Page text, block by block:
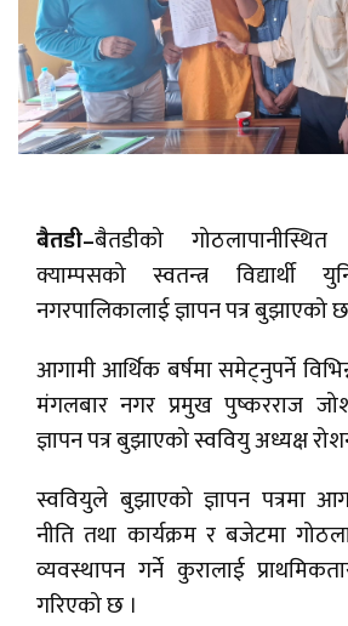
बैतडी–बैतडीको
क्याम्पसको स्वतन्त्र विद्यार्थी
नगरपालिकालाई ज्ञापन पत्र बुझाएको
आगामी आर्थिक बर्षमा समेट्नुपर्ने
मंगलबार नगर प्रमुख पुष्करराज
ज्ञापन पत्र बुझाएको स्ववियु अध्यक्ष
स्ववियुले बुझाएको ज्ञापन पत्रमा
नीति तथा कार्यक्रम र बजेटमा
व्यवस्थापन गर्ने कुरालाई
गरिएको छ ।